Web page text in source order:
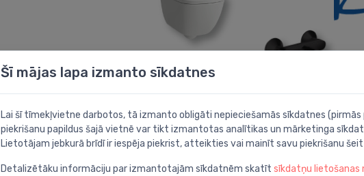
Šī mājas lapa izmanto sīkdatnes
Lai šī tīmekļvietne darbotos, tā izmanto obligāti nepieciešamās sīkdatnes (pirmās
piekrišanu papildus šajā vietnē var tikt izmantotas analītikas un mārketinga
Lietotājam jebkurā brīdī ir iespēja piekrist, atteikties vai mainīt savu piekrišanu
Detalizētāku informāciju par izmantotajām sīkdatnēm skatīt sīkdatņu lietošanas